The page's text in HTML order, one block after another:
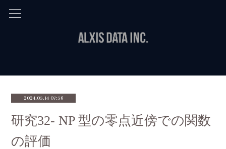
2024.05.14 07:56
研究32- NP 型の零点近傍での関数
の評価